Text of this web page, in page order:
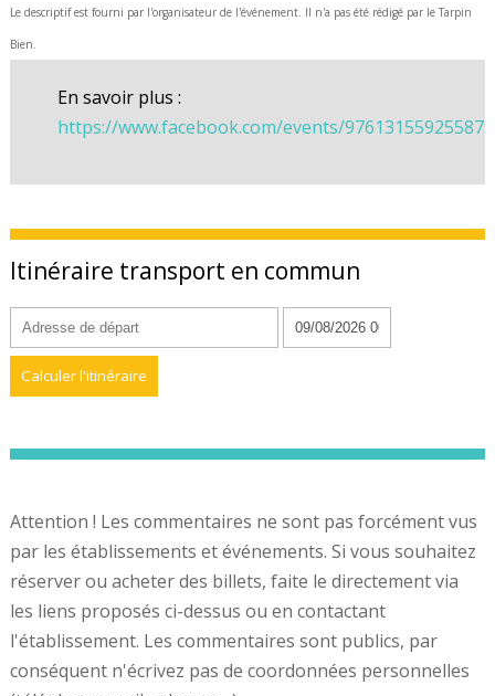
Le descriptif est fourni par l'organisateur de l'événement. Il n'a pas été rédigé par le Tarpin
Bien.
En savoir plus :
https://www.facebook.com/events/
Itinéraire transport en commun
Attention ! Les commentaires ne sont pas forcément vus
par les établissements et événements. Si vous souhaitez
réserver ou acheter des billets, faite le directement via
les liens proposés ci-dessus ou en contactant
l'établissement. Les commentaires sont publics, par
conséquent n'écrivez pas de coordonnées personnelles